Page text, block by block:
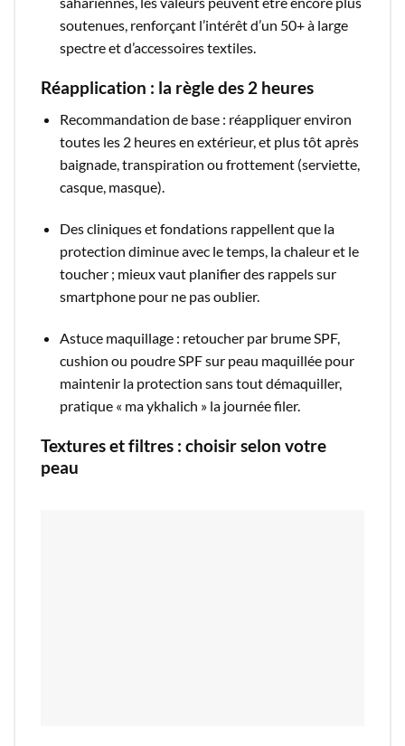
soutenues, renforçant l’intérêt d’un 50+ à large
spectre et d’accessoires textiles.​
Réapplication : la règle des 2 heures
Recommandation de base : réappliquer environ
toutes les 2 heures en extérieur, et plus tôt après
baignade, transpiration ou frottement (serviette,
casque, masque).​
Des cliniques et fondations rappellent que la
protection diminue avec le temps, la chaleur et le
toucher ; mieux vaut planifier des rappels sur
smartphone pour ne pas oublier.​
Astuce maquillage : retoucher par brume SPF,
cushion ou poudre SPF sur peau maquillée pour
maintenir la protection sans tout démaquiller,
pratique « ma ykhalich » la journée filer.​
Textures et filtres : choisir selon votre
peau